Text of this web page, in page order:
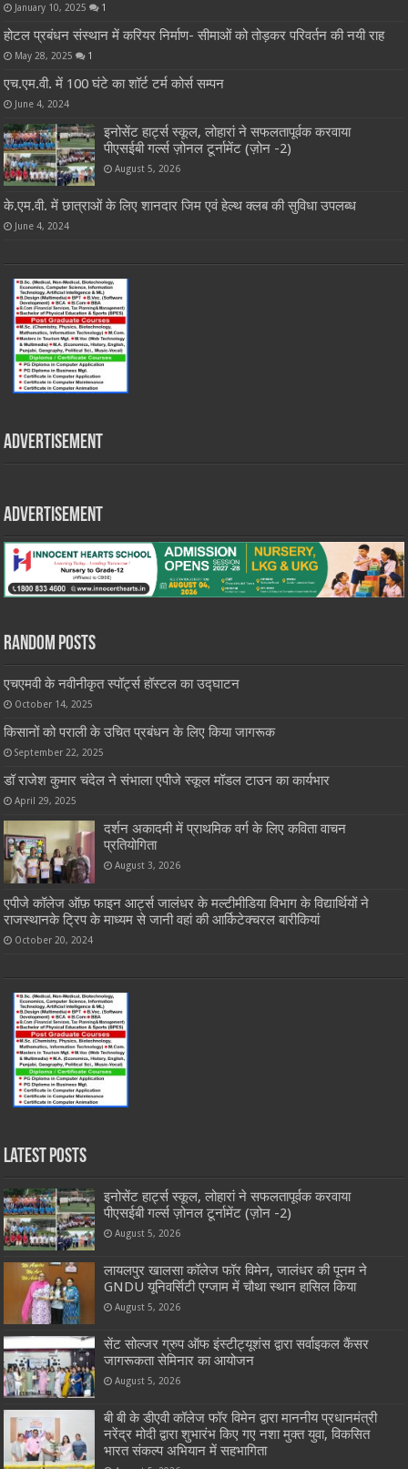
January 10, 2025 1
होटल प्रबंधन संस्थान में करियर निर्माण- सीमाओं को तोड़कर परिवर्तन की नयी राह
May 28, 2025 1
एच.एम.वी. में 100 घंटे का शॉर्ट टर्म कोर्स सम्पन
June 4, 2024
इनोसेंट हार्ट्स स्कूल, लोहारां ने सफलतापूर्वक करवाया
पीएसईबी गर्ल्स ज़ोनल टूर्नामेंट (ज़ोन -2)
August 5, 2026
के.एम.वी. में छात्राओं के लिए शानदार जिम एवं हेल्थ क्लब की सुविधा उपलब्ध
June 4, 2024
Advertisement
Advertisement
Random Posts
एचएमवी के नवीनीकृत स्पॉर्ट्स हॉस्टल का उद्घाटन
October 14, 2025
किसानों को पराली के उचित प्रबंधन के लिए किया जागरूक
September 22, 2025
डॉ राजेश कुमार चंदेल ने संभाला एपीजे स्कूल मॉडल टाउन का कार्यभार
April 29, 2025
दर्शन अकादमी में प्राथमिक वर्ग के लिए कविता वाचन
प्रतियोगिता
August 3, 2026
एपीजे कॉलेज ऑफ़ फाइन आर्ट्स जालंधर के मल्टीमीडिया विभाग के विद्यार्थियों ने
राजस्थानके ट्रिप के माध्यम से जानी वहां की आर्किटेक्चरल बारीकियां
October 20, 2024
Latest Posts
इनोसेंट हार्ट्स स्कूल, लोहारां ने सफलतापूर्वक करवाया
पीएसईबी गर्ल्स ज़ोनल टूर्नामेंट (ज़ोन -2)
August 5, 2026
लायलपुर खालसा कॉलेज फॉर विमेन, जालंधर की पूनम ने
GNDU यूनिवर्सिटी एग्जाम में चौथा स्थान हासिल किया
August 5, 2026
सेंट सोल्जर ग्रुप ऑफ इंस्टीट्यूशंस द्वारा सर्वाइकल कैंसर
जागरूकता सेमिनार का आयोजन
August 5, 2026
बी बी के डीएवी कॉलेज फॉर विमेन द्वारा माननीय प्रधानमंत्री
नरेंद्र मोदी द्वारा शुभारंभ किए गए नशा मुक्त युवा, विकसित
भारत संकल्प अभियान में सहभागिता